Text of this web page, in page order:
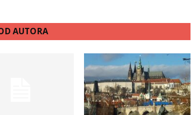
AUTORA